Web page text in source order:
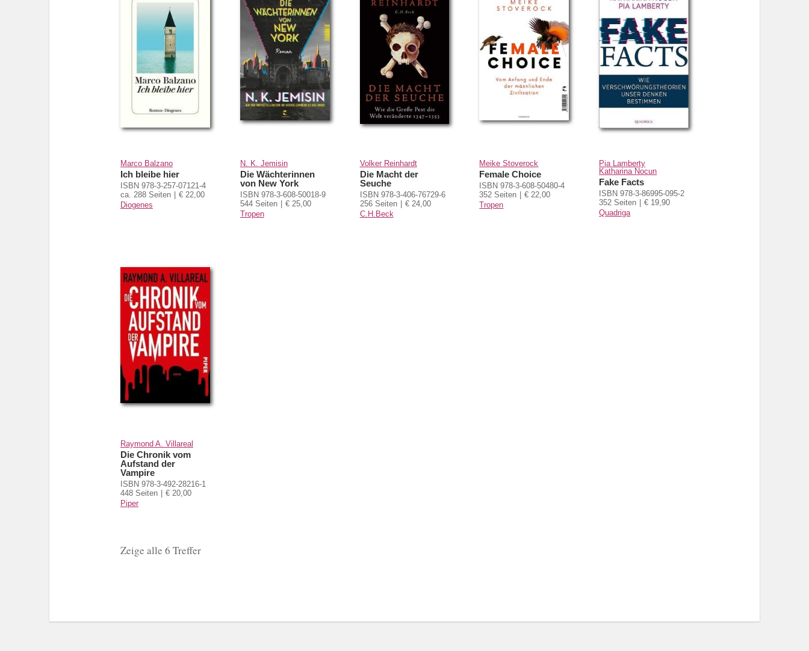
Marco Balzano
Ich bleibe hier
ISBN 978-3-257-07121-4
ca. 288 Seiten
€ 22,00
Diogenes
N. K. Jemisin
Die Wächterinnen
von New York
ISBN 978-3-608-50018-9
544 Seiten
€ 25,00
Tropen
Volker Reinhardt
Die Macht der
Seuche
ISBN 978-3-406-76729-6
256 Seiten
€ 24,00
C.H.Beck
Meike Stoverock
Female Choice
ISBN 978-3-608-50480-4
352 Seiten
€ 22,00
Tropen
Pia Lamberty
Katharina Nocun
Fake Facts
ISBN 978-3-86995-095-2
352 Seiten
€ 19,90
Quadriga
Raymond A. Villareal
Die Chronik vom
Aufstand der
Vampire
ISBN 978-3-492-28216-1
448 Seiten
€ 20,00
Piper
Zeige alle 6 Treffer